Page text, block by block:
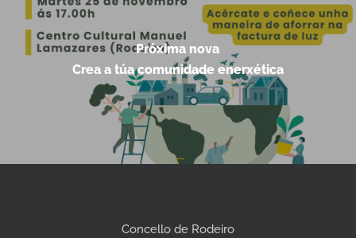
Próxima nova
Crea a túa comunidade enerxética
Concello de Rodeiro